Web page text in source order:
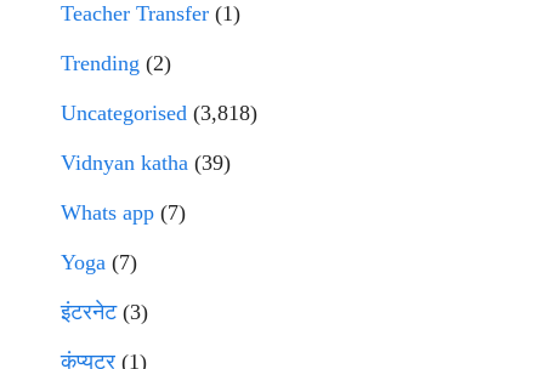
Teacher Transfer (1)
Trending (2)
Uncategorised (3,818)
Vidnyan katha (39)
Whats app (7)
Yoga (7)
इंटरनेट(3)
कंप्युटर (1)